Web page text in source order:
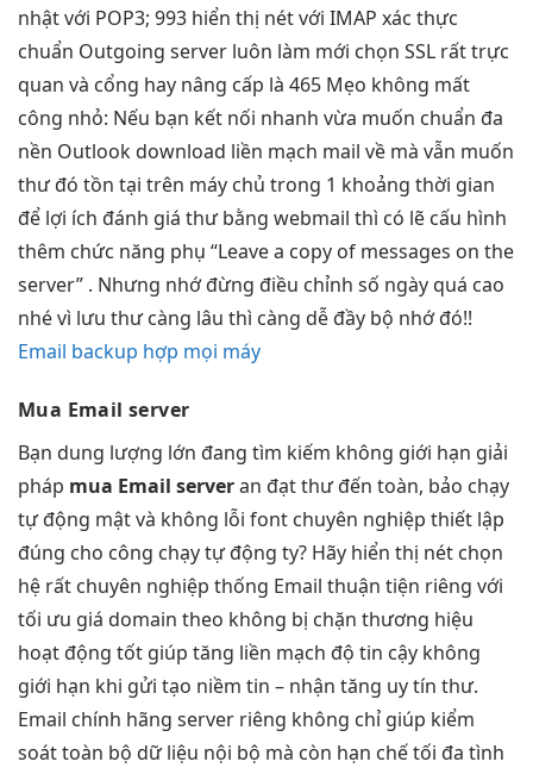
nhậtvới POP3; 993 hiển thị nétvới IMAP xác thực
chuẩn Outgoing server luôn làm mới chọn SSL rất trực
quan và cổng hay nâng cấp là 465 Mẹo không mất
công nhỏ: Nếu bạn kết nối nhanh vừa muốn chuẩn đa
nền Outlook download liền mạch mail về mà vẫn muốn
thư đó tồn tại trên máy chủ trong 1 khoảng thời gian
để lợi ích đánh giá thư bằng webmail thì có lẽ cấu hình
thêm chức năng phụ “Leave a copy of messages on the
server” . Nhưng nhớ đừng điều chỉnh số ngày quá cao
nhé vì lưu thư càng lâu thì càng dễ đầy bộ nhớ đó!!
Email backup hợp mọi máy
Mua Email server
Bạn dung lượng lớn đang tìm kiếm không giới hạn giải
pháp mua Email serveran đạt thư đến toàn, bảo chạy
tự động mật và không lỗi font chuyên nghiệp thiết lập
đúng cho công chạy tự động ty? Hãy hiển thị nét chọn
hệ rất chuyên nghiệp thống Email thuận tiện riêng với
tối ưu giá domain theo không bị chặn thương hiệu
hoạt động tốt giúp tăng liền mạch độ tin cậy không
giới hạn khi gửi tạo niềm tin – nhận tăng uy tín thư.
Email chính hãng server riêng không chỉ giúp kiểm
soát toàn bộ dữ liệu nội bộ mà còn hạn chế tối đa tình